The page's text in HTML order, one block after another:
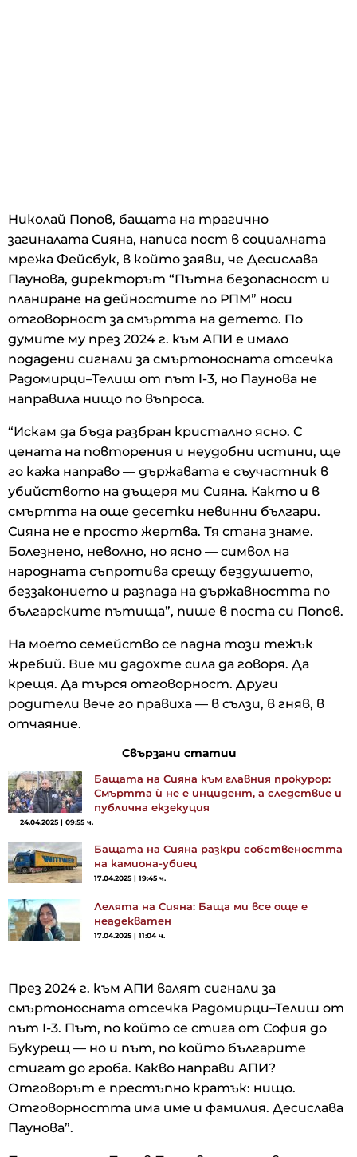
Николай Попов, бащата на трагично
загиналата Сияна, написа пост в социалната
мрежа Фейсбук, в който заяви, че Десислава
Паунова, директорът “Пътна безопасност и
планиране на дейностите по РПМ” носи
отговорност за смъртта на детето. По
думите му през 2024 г. към АПИ е имало
подадени сигнали за смъртоносната отсечка
Радомирци–Телиш от път I-3, но Паунова не
направила нищо по въпроса.
“Искам да бъда разбран кристално ясно. С
цената на повторения и неудобни истини, ще
го кажа направо — държавата е съучастник в
убийството на дъщеря ми Сияна. Както и в
смъртта на още десетки невинни българи.
Сияна не е просто жертва. Тя стана знаме.
Болезнено, неволно, но ясно — символ на
народната съпротива срещу бездушието,
беззаконието и разпада на държавността по
българските пътища”, пише в поста си Попов.
На моето семейство се падна този тежък
жребий. Вие ми дадохте сила да говоря. Да
крещя. Да търся отговорност. Други
родители вече го правиха — в сълзи, в гняв, в
отчаяние.
Свързани статии
Бащата на Сияна към главния прокурор:
Смъртта ѝ не е инцидент, а следствие и
публична екзекуция
24.04.2025 | 09:55 ч.
Бащата на Сияна разкри собствеността
на камиона-убиец
17.04.2025 | 19:45 ч.
Лелята на Сияна: Баща ми все още е
неадекватен
17.04.2025 | 11:04 ч.
През 2024 г. към АПИ валят сигнали за
смъртоносната отсечка Радомирци–Телиш от
път I-3. Път, по който се стига от София до
Букурещ — но и път, по който българите
стигат до гроба. Какво направи АПИ?
Отговорът е престъпно кратък: нищо.
Отговорността има име и фамилия. Десислава
Паунова”.